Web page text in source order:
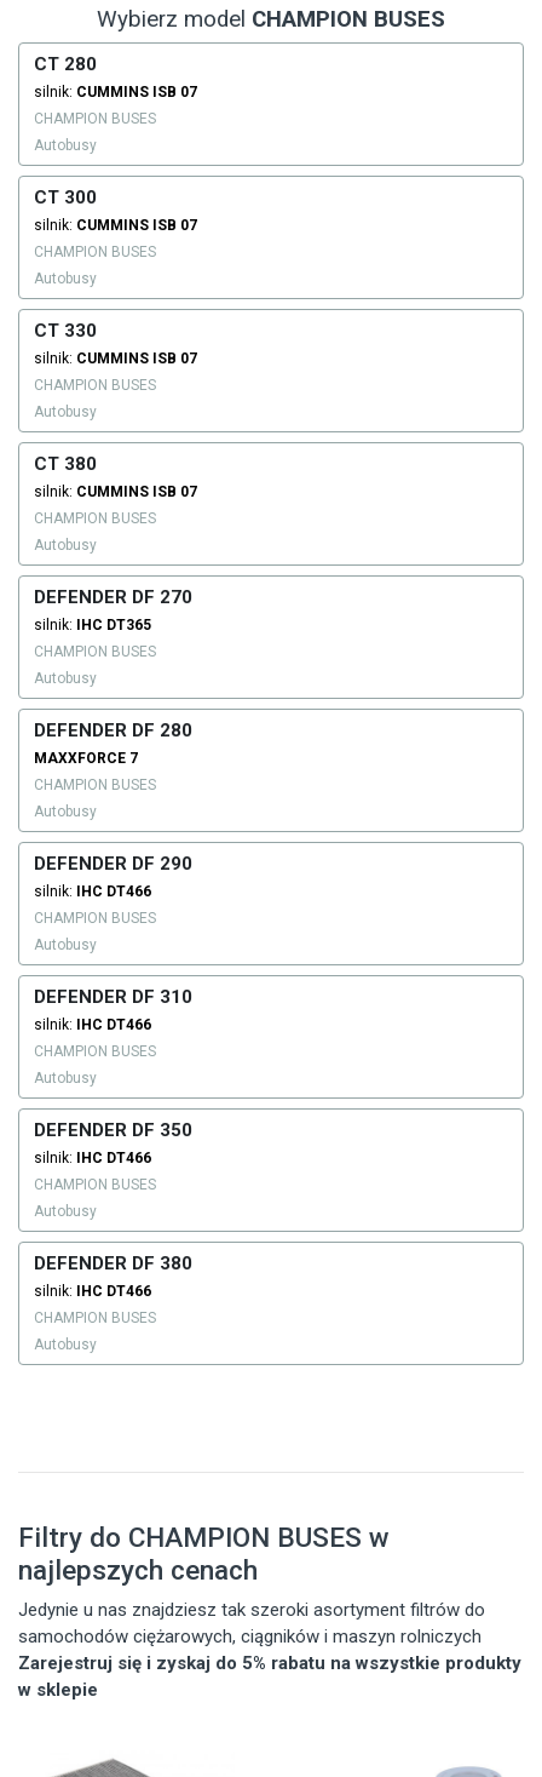
Wybierz model CHAMPION BUSES
CT 280
silnik: CUMMINS ISB 07
CHAMPION BUSES
Autobusy
CT 300
silnik: CUMMINS ISB 07
CHAMPION BUSES
Autobusy
CT 330
silnik: CUMMINS ISB 07
CHAMPION BUSES
Autobusy
CT 380
silnik: CUMMINS ISB 07
CHAMPION BUSES
Autobusy
DEFENDER DF 270
silnik: IHC DT365
CHAMPION BUSES
Autobusy
DEFENDER DF 280
MAXXFORCE 7
CHAMPION BUSES
Autobusy
DEFENDER DF 290
silnik: IHC DT466
CHAMPION BUSES
Autobusy
DEFENDER DF 310
silnik: IHC DT466
CHAMPION BUSES
Autobusy
DEFENDER DF 350
silnik: IHC DT466
CHAMPION BUSES
Autobusy
DEFENDER DF 380
silnik: IHC DT466
CHAMPION BUSES
Autobusy
Filtry do CHAMPION BUSES w
najlepszych cenach
Jedynie u nas znajdziesz tak szeroki asortyment filtrów do
samochodów ciężarowych, ciągników i maszyn rolniczych
Zarejestruj się i zyskaj do 5% rabatu na wszystkie produkty
w sklepie